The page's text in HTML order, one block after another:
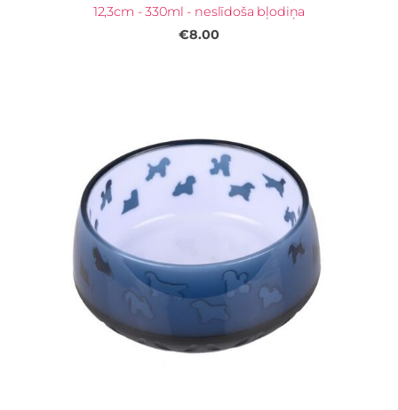
12,3cm - 330ml - neslīdoša bļodiņa
€8.00